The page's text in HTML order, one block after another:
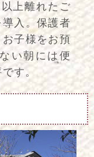
上離れたご
入。保護者
子様をお預
い朝には便
す。